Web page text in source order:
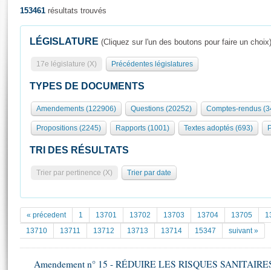
Présidence
577 députés
Groupes politiques
Séance publique
Commissions et autres organes
Europe et International
Pétitions
Documents parlementaires
Projets de loi
Propositions de loi
Rôle et pouvoirs de l'Assemblée
Organisation de l'Assemblée
Présidence Conférence des Présidents Bureau Collège des
Statistiques et chiffres clés
Documents de référence
( Constitution | Règlement de l'Assemblée ... )
Visiter l'Assemblée
Visite virtuelle du palais Bourbon
Assister à une séance
La Bibliothèque
Les archives
Contacts et plan d'accès
153461 résultats trouvés
LÉGISLATURE (Cliquez sur l'un des boutons pour faire un choix)
17e législature (X) Précédentes législatures
TYPES DE DOCUMENTS
Amendements (122906) Questions (20252) Comptes-rendus
Propositions (2245) Rapports (1001) Textes adoptés (693)
TRI DES RÉSULTATS
Trier par pertinence (X) Trier par date
« précedent 1 13701 13702 13703 13704 13705
13710
13711 13712 13713 13714 15347 suivant »
Amendement n° 15 - RÉDUIRE LES RISQUES